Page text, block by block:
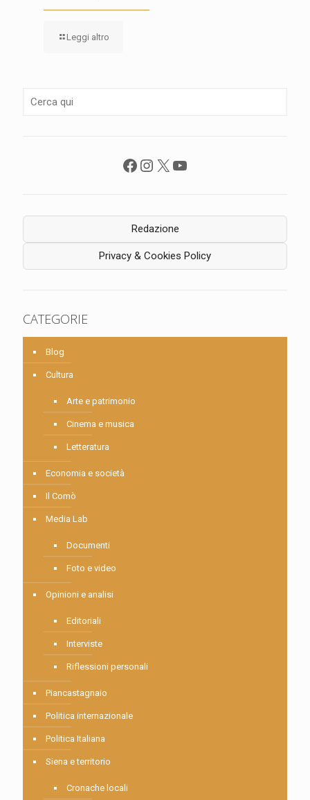
Leggi altro
Facebook
Instagram
X YouTube
Redazione
Privacy & Cookies Policy
CATEGORIE
Blog
Cultura
Arte e patrimonio
Cinema e musica
Letteratura
Economia e società
Il Comò
Media Lab
Documenti
Foto e video
Opinioni e analisi
Editoriali
Interviste
Riflessioni personali
Piancastagnaio
Politica internazionale
Politica Italiana
Siena e territorio
Cronache locali